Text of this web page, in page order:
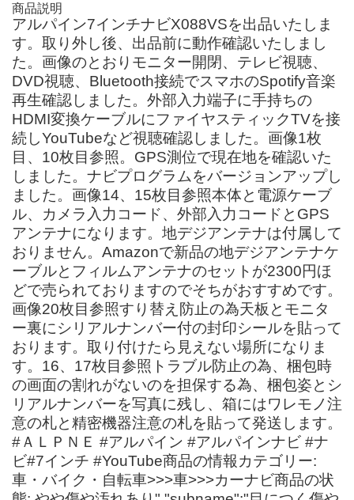
商品説明
アルパイン7インチナビX088VSを出品いたしま
す。取り外し後、出品前に動作確認いたしまし
た。画像のとおりモニター開閉、テレビ視聴、
DVD視聴、Bluetooth接続でスマホのSpotify音楽
再生確認しました。外部入力端子に手持ちの
HDMI変換ケーブルにファイヤスティックTVを接
続しYouTubeなど視聴確認しました。画像1枚
目、10枚目参照。GPS測位で現在地を確認いた
しました。ナビプログラムをバージョンアップし
ました。画像14、15枚目参照本体と電源ケーブ
ル、カメラ入力コード、外部入力コードとGPS
アンテナになります。地デジアンテナは付属して
おりません。Amazonで新品の地デジアンテナケ
ーブルとフィルムアンテナのセットが2300円ほ
どで売られておりますのでそちがおすすめです。
画像20枚目参照すり替え防止の為天板とモニタ
ー裏にシリアルナンバー付の封印シールを貼って
おります。取り付けたら見えない場所になりま
す。16、17枚目参照トラブル防止の為、梱包時
の画面の割れがないのを担保する為、梱包姿とシ
リアルナンバーを写真に残し、箱にはワレモノ注
意の札と精密機器注意の札を貼って発送します。
#ＡＬＰＮＥ #アルパイン #アルパインナビ #ナ
ビ#7インチ #YouTube商品の情報カテゴリー:
車・バイク・自転車>>>車>>>カーナビ商品の状